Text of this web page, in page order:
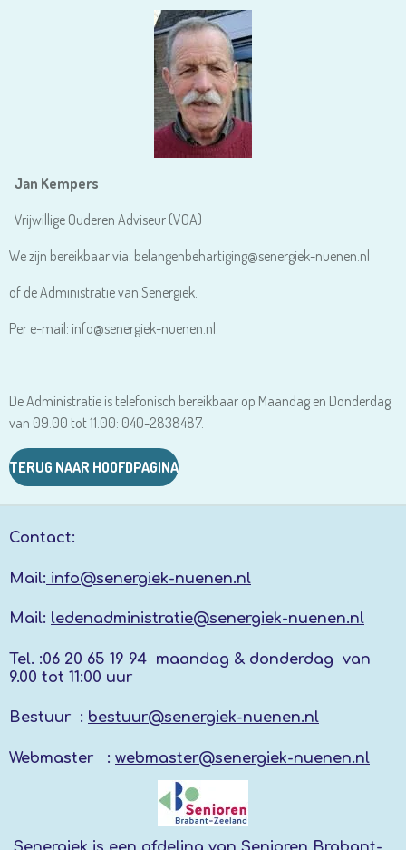
Jan Kempers
Vrijwillige Ouderen Adviseur (VOA)
We zijn bereikbaar via: belangenbehartiging@senergiek-nuenen.nl
of de Administratie van Senergiek.
Per e-mail: info@senergiek-nuenen.nl.
De Administratie is telefonisch bereikbaar op Maandag en Donderdag
van 09.00 tot 11.00: 040-2838487.
TERUG NAAR HOOFDPAGINA
Contact:
Mail: info@senergiek-nuenen.nl
Mail: ledenadministratie@senergiek-nuenen.nl
Tel. :06 20 65 19 94 maandag & donderdag van
9.00 tot 11:00 uur
Bestuur : bestuur@senergiek-nuenen.nl
Webmaster : webmaster@senergiek-nuenen.nl